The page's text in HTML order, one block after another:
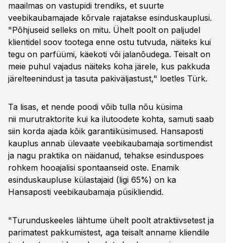
maailmas on vastupidi trendiks, et suurte
veebikaubamajade kõrvale rajatakse esinduskauplusi.
"Põhjuseid selleks on mitu. Ühelt poolt on paljudel
klientidel soov tootega enne ostu tutvuda, näiteks kui
tegu on parfüümi, käekoti või jalanõudega. Teisalt on
meie puhul vajadus näiteks koha järele, kus pakkuda
järelteenindust ja tasuta pakiväljastust," loetles Türk.
Ta lisas, et nende poodi võib tulla nõu küsima
nii murutraktorite kui ka ilutoodete kohta, samuti saab
siin korda ajada kõik garantiiküsimused. Hansaposti
kauplus annab ülevaate veebikaubamaja sortimendist
ja nagu praktika on näidanud, tehakse esinduspoes
rohkem hooajalisi spontaanseid oste. Enamik
esinduskaupluse külastajaid (ligi 65%) on ka
Hansaposti veebikaubamaja püsikliendid.
"Turunduskeeles lähtume ühelt poolt atraktiivsetest ja
parimatest pakkumistest, aga teisalt anname kliendile